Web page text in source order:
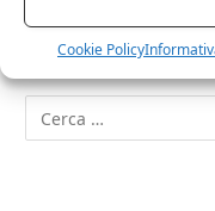
Cookie Policy
RICERCA NEL SITO